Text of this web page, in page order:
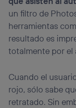
un filtro de
herramientas
resultado es
totalmente por el
Cuando el
rojo, sólo sabe
retratado. Sin